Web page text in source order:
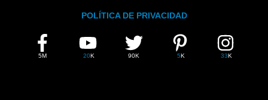
POLÍTICA DE PRIVACIDAD
EXPLOA
FACEBOOK
5M
YOUTUBE
20K
TWITTER
90K
PINTEREST
5K
INSTAGRAM
33K